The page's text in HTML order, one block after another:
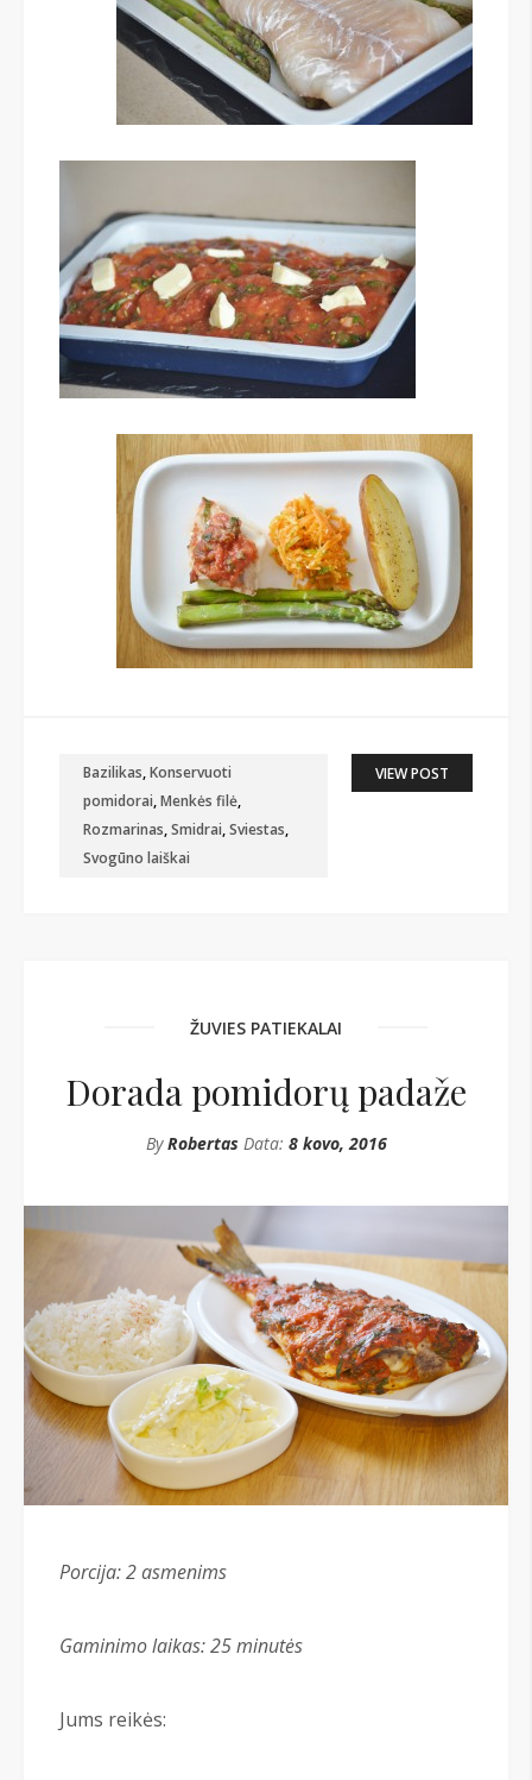
Bazilikas,Konservuoti
pomidorai,Menkės filė,
Rozmarinas,Smidrai,Sviestas,
Svogūno laiškai
VIEW POST
ŽUVIES PATIEKALAI
Dorada pomidorų padaže
ByRobertas Data: 8 kovo, 2016
Porcija: 2 asmenims
Gaminimo laikas:25minutės
Jums reikės: